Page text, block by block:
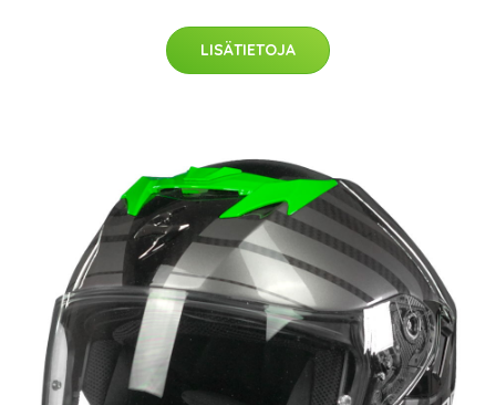
LISÄTIETOJA